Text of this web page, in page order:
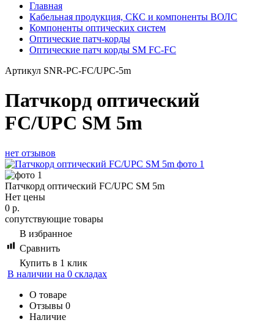
Главная
Кабельная продукция, СКС и компоненты ВОЛС
Компоненты оптических систем
Оптические патч-корды
Оптические патч корды SM FC-FC
Артикул SNR-PC-FC/UPC-5m
Патчкорд оптический
FC/UPC SM 5m
нет отзывов
Патчкорд оптический FC/UPC SM 5m
Нет цены
0 р.
сопутствующие товары
В избранное
Сравнить
Купить в 1 клик
В наличии на 0 складах
О товаре
Отзывы 0
Наличие